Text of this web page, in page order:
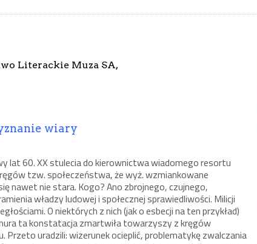
Literackie Muza SA,
wiary
lat 60. XX stulecia do kierownictwa wiadomego resortu
tzw. społeczeństwa, że wyż. wzmiankowane
nawet nie stara. Kogo? Ano zbrojnego, czujnego,
władzy ludowej i społecznej sprawiedliwości. Milicji
O niektórych z nich (jak o esbecji na ten przykład)
ta konstatacja zmartwiła towarzyszy z kręgów
uradzili: wizerunek ocieplić, problematykę zwalczania